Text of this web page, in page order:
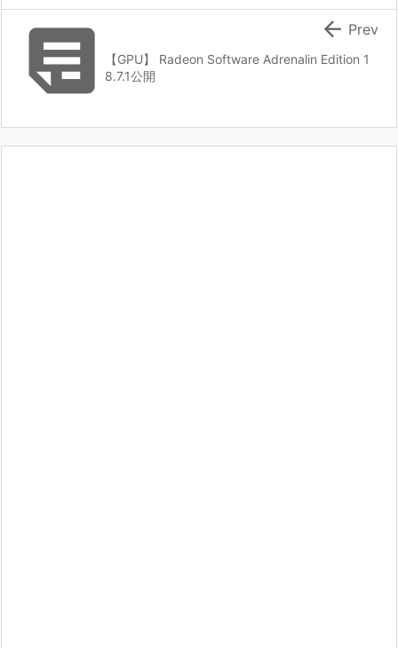
 【GPU】 Radeon Software Adrenalin Edition 1
8.7.1公開
 Prev